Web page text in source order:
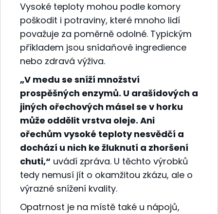
Vysoké teploty mohou podle komory
poškodit i potraviny, které mnoho lidí
považuje za poměrně odolné. Typickým
příkladem jsou snídaňové ingredience
nebo zdravá výživa.
„V medu se sníží množství
prospěšných enzymů. U arašídových a
jiných ořechových másel se v horku
může oddělit vrstva oleje. Ani
ořechům vysoké teploty nesvědčí a
dochází u nich ke žluknutí a zhoršení
chuti,“ uvádí zpráva. U těchto výrobků
tedy nemusí jít o okamžitou zkázu, ale o
výrazné snížení kvality.
Opatrnost je na místě také u nápojů,